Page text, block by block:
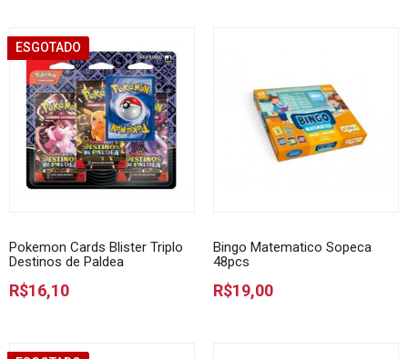
ESGOTADO
Pokemon Cards Blister Triplo
Destinos de Paldea
R$16,10
Bingo Matematico Sopeca
48pcs
R$19,00